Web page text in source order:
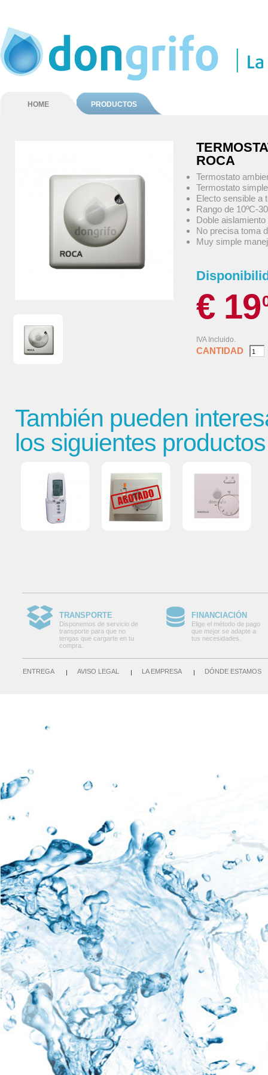
HOME PRODUCTOS
ROCA
Termostato
Termostato
Electo sensible a
Rango de 10ºC-
Doble aislamiento
No precisa toma
Muy simple
€ 19
IVA Incluido.
CANTIDAD
También pueden
los siguientes productos
TRANSPORTE
Disponemos de servicio de
transporte para que no
tengas que cargarte en tu
compra.
FINANCIACIÓN
Elige el método de pago
que mejor se adapte a
tus necesidades.
ENTREGA AVISO LEGAL LA EMPRESA DÓNDE ESTAMOS